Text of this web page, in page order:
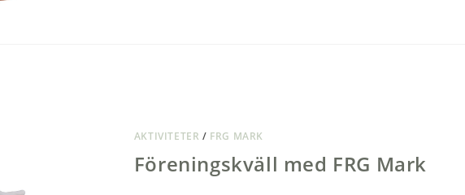
AKTIVITETER / FRG MARK
Föreningskväll med FRG Mark